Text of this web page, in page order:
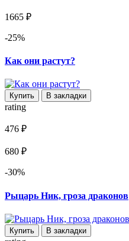
1665 ₽
-25%
Как они растут?
Купить В закладки
rating
476 ₽
680 ₽
-30%
Рыцарь Ник, гроза драконов
Купить В закладки